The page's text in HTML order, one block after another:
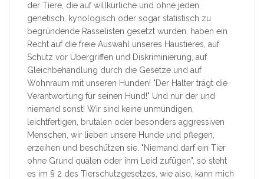
der Tiere, die auf willkürliche und ohne jeden
genetisch, kynologisch oder sogar statistisch zu
begründende Rasselisten gesetzt wurden, haben ein
Recht auf die freie Auswahl unseres Haustieres, auf
Schutz vor Übergriffen und Diskriminierung, auf
Gleichbehandlung durch die Gesetze und auf
Wohnraum mit unseren Hunden! "Der Halter trägt die
Verantwortung für seinen Hund!" Und nur der und
niemand sonst! Wir sind keine unmündigen,
leichtfertigen, brutalen oder besonders aggressiven
Menschen, wir lieben unsere Hunde und pflegen,
erzeihen und beschützen sie. "Niemand darf ein Tier
ohne Grund quälen oder ihm Leid zufügen", so steht
es im § 2 des Tierschutzgesetzes, wie also, kann mich